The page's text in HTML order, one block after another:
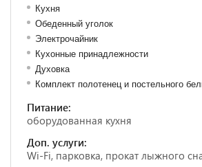
Кухня
Обеденный уголок
Электрочайник
Кухонные принадлежности
Духовка
Комплект полотенец и постельного
Питание:
оборудованная кухня
Доп. услуги:
Wi-Fi, парковка, прокат лыжного